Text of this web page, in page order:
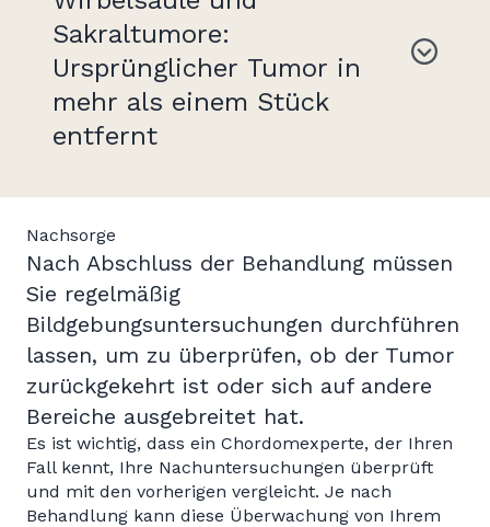
Sakraltumore:
Ursprünglicher Tumor in
mehr als einem Stück
entfernt
Nachsorge
Nach Abschluss der Behandlung müssen
Sie regelmäßig
Bildgebungsuntersuchungen durchführen
lassen, um zu überprüfen, ob der Tumor
zurückgekehrt ist oder sich auf andere
Bereiche ausgebreitet hat.
Es ist wichtig, dass ein Chordomexperte, der Ihren
Fall kennt, Ihre Nachuntersuchungen überprüft
und mit den vorherigen vergleicht. Je nach
Behandlung kann diese Überwachung von Ihrem